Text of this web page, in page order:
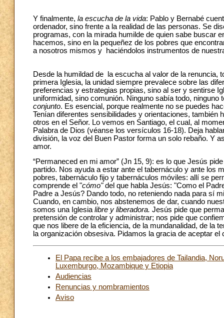
Y finalmente, la escucha de la vida: Pablo y Bernabé
ordenador, sino frente a la realidad de las personas. Se
programas, con la mirada humilde de quien sabe buscar
hacemos, sino en la pequeñez de los pobres que
a nosotros mismos y haciéndolos instrumentos de
Desde la humildad de la escucha al valor de la renuncia,
primera Iglesia, la unidad siempre prevalece sobre las
preferencias y estrategias propias, sino al ser y sentirse
uniformidad, sino comunión. Ninguno sabía todo, ninguno
conjunto. Es esencial, porque realmente no se puedes
Tenían diferentes sensibilidades y orientaciones,
otros en el Señor. Lo vemos en Santiago, el cual, al
Palabra de Dios (véanse los versículos 16-18). Deja
división, la voz del Buen Pastor forma un solo rebaño. Y
amor.
“Permaneced en mi amor” (Jn 15, 9): es lo que Jesús
partido. Nos ayuda a estar ante el tabernáculo y ante los
pobres, tabernáculo fijo y tabernáculos móviles: allí se
comprende el "cómo"del que habla Jesús: "Como el
Padre a Jesús? Dando todo, no reteniendo nada para sí
Cuando, en cambio, nos abstenemos de dar, cuando
somos una Iglesialibre y liberadora. Jesús pide que
pretensión de controlar y administrar; nos pide que
que nos libere de la eficiencia, de la mundanalidad, de la
la organización obsesiva. Pidamos la gracia de aceptar
El Papa recibe a los embajadores de Tailandia,
Luxemburgo, Mozambique y Etiopia
Audiencias
Renuncias y nombramientos
Aviso